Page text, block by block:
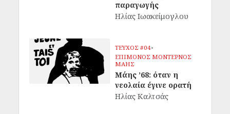
παραγωγής
Ηλίας Ιωακείμογλου
ΤΕΥΧΟΣ #04•
ΕΠΙΜΟΝΟΣ ΜΟΝΤΕΡΝΟΣ
ΜΑΗΣ
Μάης ’68: όταν η
νεολαία έγινε ορατή
Ηλίας Καλτσάς